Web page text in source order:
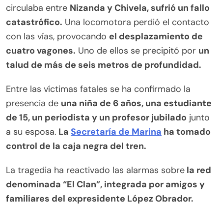
circulaba entre Nizanda y Chivela, sufrió un fallo
catastrófico. Una locomotora perdió el contacto
con las vías, provocando el desplazamiento de
cuatro vagones. Uno de ellos se precipitó por un
talud de más de seis metros de profundidad.
Entre las víctimas fatales se ha confirmado la
presencia de una niña de 6 años, una estudiante
de 15, un periodista y un profesor jubilado junto
a su esposa. La Secretaría de Marina ha tomado
control de la caja negra del tren.
La tragedia ha reactivado las alarmas sobre la red
denominada “El Clan”, integrada por amigos y
familiares del expresidente López Obrador.